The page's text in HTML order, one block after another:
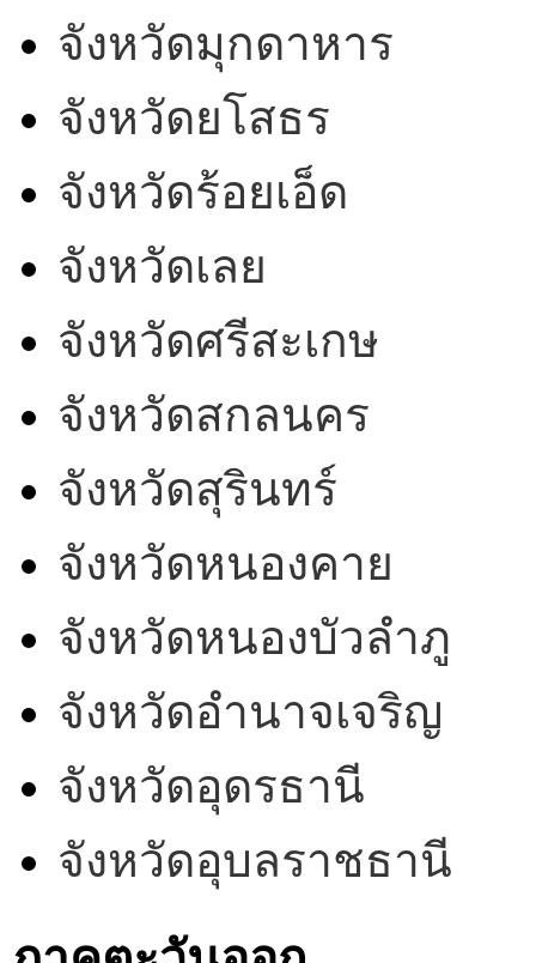
จังหวัดมุกดาหาร
จังหวัดยโสธร
จังหวัดร้อยเอ็ด
จังหวัดเลย
จังหวัดศรีสะเกษ
จังหวัดสกลนคร
จังหวัดสุรินทร์
จังหวัดหนองคาย
จังหวัดหนองบัวลำภู
จังหวัดอำนาจเจริญ
จังหวัดอุดรธานี
จังหวัดอุบลราชธานี